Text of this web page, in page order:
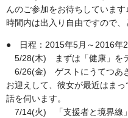
んのご参加をお待ちしています
時間内は出入り自由ですので、
● 日程：2015年5月～
5/28(木) まずは「健康」
6/26(金) ゲストにうてつあ
お迎えして、彼女が最近はま
話を伺います。
7/14(火) 「支援者と境界